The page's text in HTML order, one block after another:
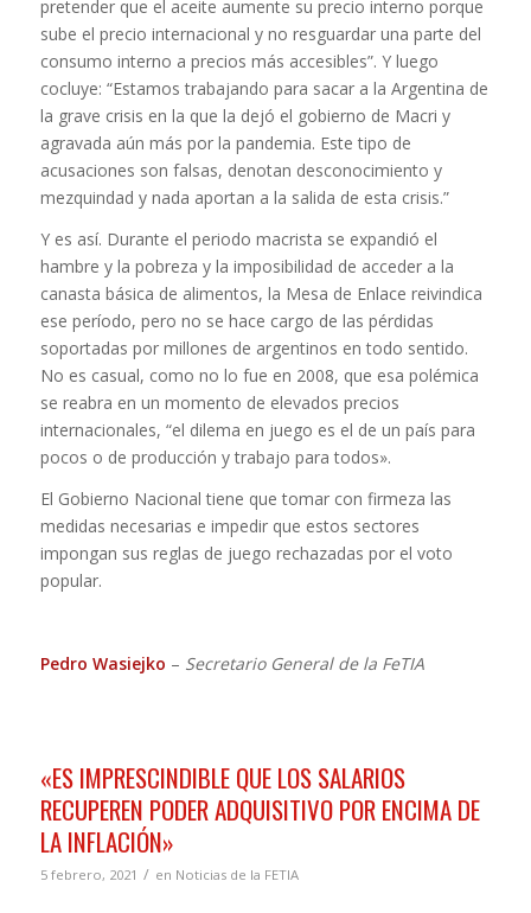
pretender que el aceite aumente su precio interno porque
sube el precio internacional y no resguardar una parte del
consumo interno a precios más accesibles”. Y luego
cocluye: “Estamos trabajando para sacar a la Argentina de
la grave crisis en la que la dejó el gobierno de Macri y
agravada aún más por la pandemia. Este tipo de
acusaciones son falsas, denotan desconocimiento y
mezquindad y nada aportan a la salida de esta crisis.”
Y es así. Durante el periodo macrista se expandió el
hambre y la pobreza y la imposibilidad de acceder a la
canasta básica de alimentos, la Mesa de Enlace reivindica
ese período, pero no se hace cargo de las pérdidas
soportadas por millones de argentinos en todo sentido.
No es casual, como no lo fue en 2008, que esa polémica
se reabra en un momento de elevados precios
internacionales, “el dilema en juego es el de un país para
pocos o de producción y trabajo para todos».
El Gobierno Nacional tiene que tomar con firmeza las
medidas necesarias e impedir que estos sectores
impongan sus reglas de juego rechazadas por el voto
popular.
Pedro Wasiejko – Secretario General de la FeTIA
«ES IMPRESCINDIBLE QUE LOS SALARIOS
RECUPEREN PODER ADQUISITIVO POR ENCIMA DE
LA INFLACIÓN»
5 febrero, 2021 / en Noticias de la FETIA